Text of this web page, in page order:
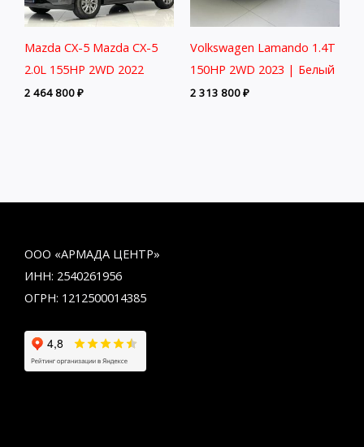
Mazda CX-5 Mazda CX-5
2.0L 155HP 2WD 2022
2 464 800₽
Volkswagen Lamando 1.4T
150HP 2WD 2023 | Белый
2 313 800₽
ООО «АРМАДА ЦЕНТР»
ИНН: 2540261956
ОГРН: 1212500014385